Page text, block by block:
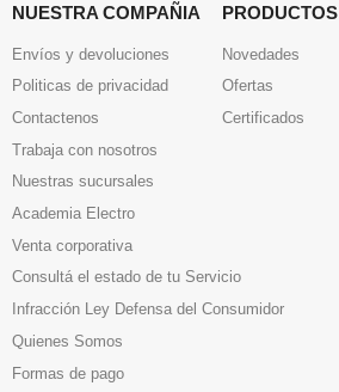
NUESTRA COMPAÑIA
Envíos y devoluciones
Politicas de privacidad
Contactenos
Trabaja con nosotros
Nuestras sucursales
Academia Electro
Venta corporativa
Consultá el estado de tu Servicio
Infracción Ley Defensa del Consumidor
Quienes Somos
Formas de pago
PRODUCTOS
Novedades
Ofertas
Certificados